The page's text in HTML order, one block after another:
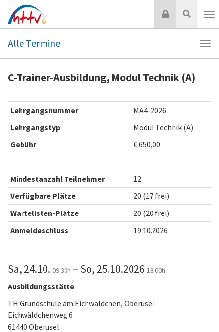
Inhalt
springen
Suche
Login
Alle
Alle Termine
C-Trainer-Ausbildung, Modul Technik (A)
Lehrgangsnummer
MA4-2026
Lehrgangstyp
Modul Technik (A)
Gebühr
€ 650,00
Mindestanzahl Teilnehmer
12
Verfügbare Plätze
20 (17 frei)
Wartelisten-Plätze
20 (20 frei)
Anmeldeschluss
19.10.2026
Sa, 24.10. 09:30h – So, 25.10.2026 18:00h
Ausbildungsstätte
TH Grundschule am Eichwäldchen, Oberusel
Eichwäldchenweg 6
61440 Oberusel